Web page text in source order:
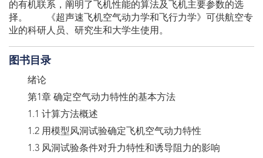
的有机联系，阐明了飞机性能的算法及飞机主要参数的选
择。 《超声速飞机空气动力学和飞行力学》可供航空专
业的科研人员、研究生和大学生使用。
图书目录
绪论
第1章 确定空气动力特性的基本方法
1.1 计算方法概述
1.2 用模型风洞试验确定飞机空气动力特性
1.3 风洞试验条件对升力特性和诱导阻力的影响